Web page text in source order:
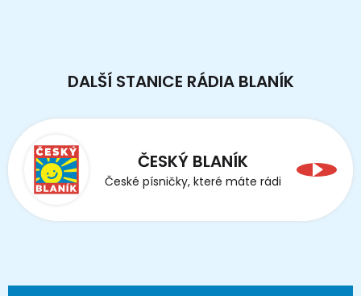
DALŠÍ STANICE RÁDIA BLANÍK
ČESKÝ BLANÍK
České písničky, které máte rádi